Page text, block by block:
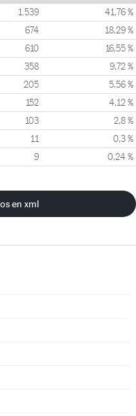
1.539 41,76 %
674 18,29 %
610 16,55 %
358 9,72 %
205 5,56 %
152 4,12 %
103 2,8 %
11 0,3 %
9 0,24 %
en xml